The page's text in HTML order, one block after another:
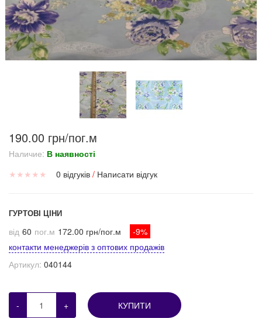
190.00 грн/пог.м
Наличие: В наявності
★ ★ ★ ★ ★ 0 відгуків / Написати відгук
ГУРТОВІ ЦІНИ
від 60 пог.м 172.00 грн/пог.м
-9%
контакти менеджерів з оптових продажів
Артикул: 040144
- + КУПИТИ